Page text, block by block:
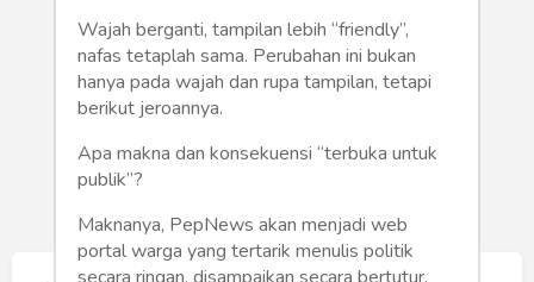
Tekno
Gaya
Wisata
Wanita
Wajah berganti, tampilan lebih “friendly”,
nafas tetaplah sama. Perubahan ini bukan
hanya pada wajah dan rupa tampilan, tetapi
berikut jeroannya.
Apa makna dan konsekuensi “terbuka untuk
publik”?
Maknanya, PepNews akan menjadi web
portal warga yang tertarik menulis politik